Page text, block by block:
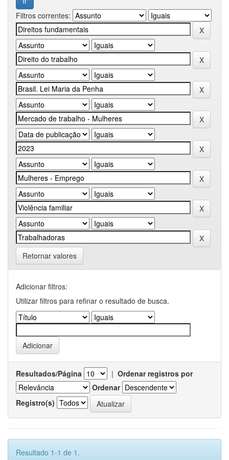
Filtros correntes:
Retornar valores
Adicionar filtros:
Utilizar filtros para refinar o resultado de busca.
Resultados/Página | Ordenar registros por
Ordenar
Registro(s)
Resultado 1-1 de 1.